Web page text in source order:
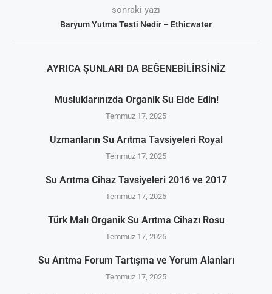
sonraki yazı
Baryum Yutma Testi Nedir – Ethicwater
AYRICA ŞUNLARI DA BEĞENEBILIRSINIZ
Musluklarınızda Organik Su Elde Edin!
Temmuz 17, 2025
Uzmanların Su Arıtma Tavsiyeleri Royal
Temmuz 17, 2025
Su Arıtma Cihaz Tavsiyeleri 2016 ve 2017
Temmuz 17, 2025
Türk Malı Organik Su Arıtma Cihazı Rosu
Temmuz 17, 2025
Su Arıtma Forum Tartışma ve Yorum Alanları
Temmuz 17, 2025